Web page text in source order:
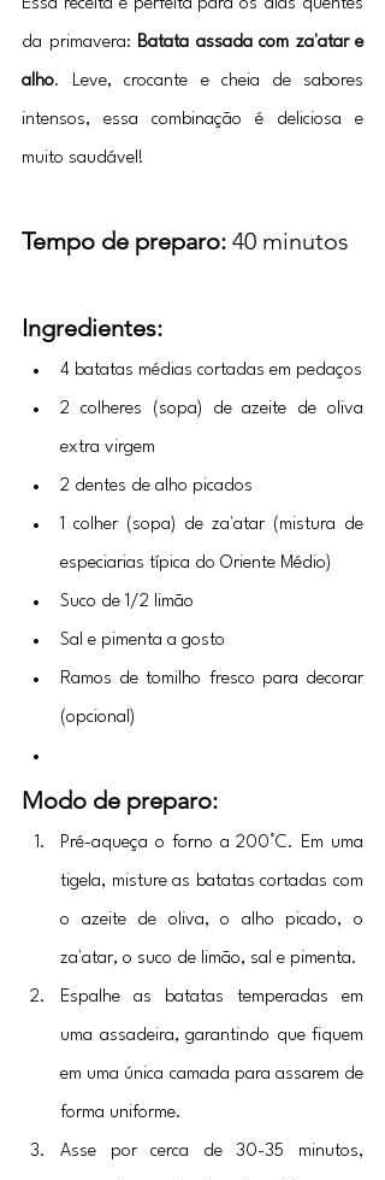
Essa receita é perfeita para os dias quentes
da primavera: Batata assada com za'atar e
alho. Leve, crocante e cheia de sabores
intensos, essa combinação é deliciosa e
muito saudável!
Tempo de preparo: 40 minutos
Ingredientes:
4 batatas médias cortadas em pedaços
2 colheres (sopa) de azeite de oliva
extra virgem
2 dentes de alho picados
1 colher (sopa) de za'atar (mistura de
especiarias típica do Oriente Médio)
Suco de 1/2 limão
Sal e pimenta a gosto
Ramos de tomilho fresco para decorar
(opcional)
Modo de preparo:
Pré-aqueça o forno a 200°C. Em uma
tigela, misture as batatas cortadas com
o azeite de oliva, o alho picado, o
za'atar, o suco de limão, sal e pimenta.
Espalhe as batatas temperadas em
uma assadeira, garantindo que fiquem
em uma única camada para assarem de
forma uniforme.
Asse por cerca de 30-35 minutos,